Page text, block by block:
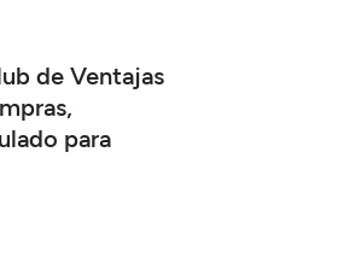
de Ventajas
para